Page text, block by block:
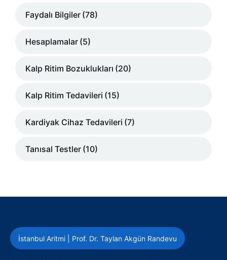
Faydalı Bilgiler (78)
Hesaplamalar (5)
Kalp Ritim Bozuklukları (20)
Kalp Ritim Tedavileri (15)
Kardiyak Cihaz Tedavileri (7)
Tanısal Testler (10)
İstanbul Aritmi | Prof. Dr. Taylan Akgün Randevu